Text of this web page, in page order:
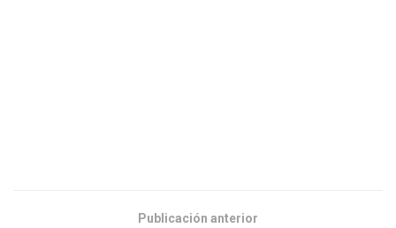
Publicación anterior